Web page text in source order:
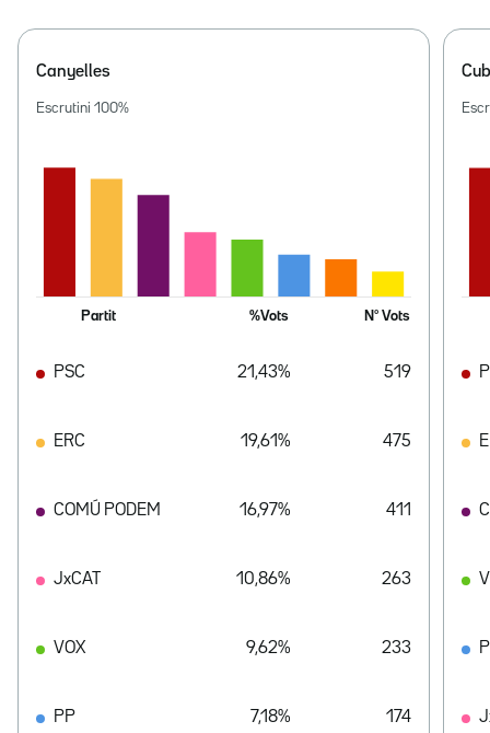
Canyelles
Escrutini 100%
Partit %Vots Nº Vots
PSC 21,43% 519
ERC 19,61% 475
COMÚ PODEM 16,97% 411
JxCAT 10,86% 263
VOX 9,62% 233
PP 7,18% 174